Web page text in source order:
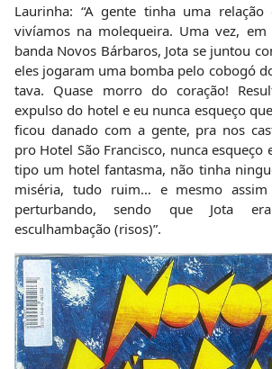
Laurinha: “A gente tinha uma
vivíamos na molequeira. Uma vez, em
banda Novos Bárbaros, Jota se juntou
eles jogaram uma bomba pelo cobogó
tava. Quase morro do coração!
expulso do hotel e eu nunca esqueço
ficou danado com a gente, pra nos
pro Hotel São Francisco, nunca esqueço
tipo um hotel fantasma, não tinha
miséria, tudo ruim… e mesmo assim
perturbando, sendo que Jota
esculhambação (risos)”.